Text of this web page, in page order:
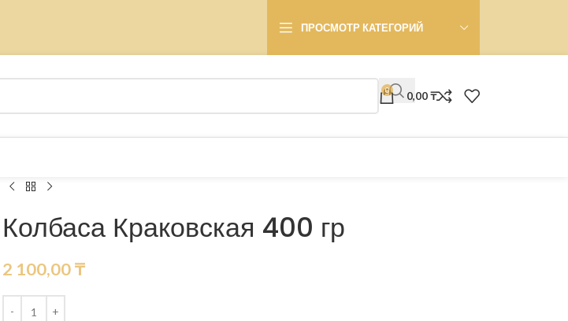
ПРОСМОТР КАТЕГОРИЙ
0 0,00₸
Колбаса Краковская 400 гр
2 100,00₸